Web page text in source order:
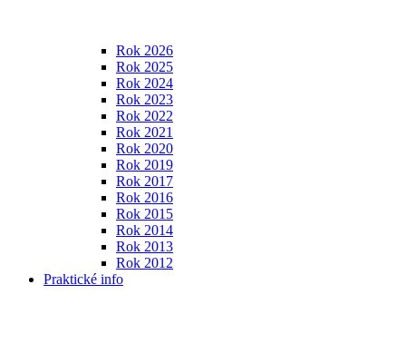
Rok 2026
Rok 2025
Rok 2024
Rok 2023
Rok 2022
Rok 2021
Rok 2020
Rok 2019
Rok 2017
Rok 2016
Rok 2015
Rok 2014
Rok 2013
Rok 2012
Praktické info